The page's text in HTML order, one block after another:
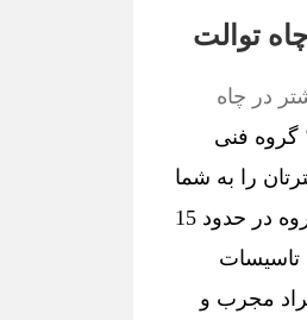
توالت
در چاه
گروه فنی
را به شما
تحویل خواهد داد. این گروه در حدود 15
مجرب و